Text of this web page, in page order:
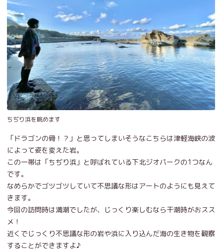
ちぢり浜を眺めます
「ドラゴンの骨！？」と思ってしまいそうなこちらは津軽海峡の波
によって姿を変えた岩。
この一帯は「ちぢり浜」と呼ばれている下北ジオパークの1つなん
です。
なめらかでゴツゴツしていて不思議な形はアートのようにも見えて
きます。
今回の訪問時は満潮でしたが、じっくり楽しむなら干潮時がおスス
メ！
近くでじっくり不思議な形の岩や浜に入り込んだ海の生き物を観察
することができますよ♪